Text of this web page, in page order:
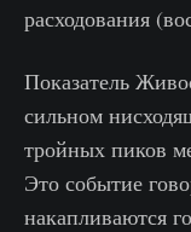
расходования
Показатель
сильном
тройных пиков
Это событие
накапливаются